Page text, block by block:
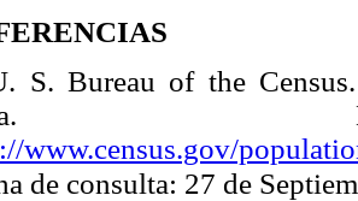
S. Bureau of the
www.census.gov/
de consulta: 27 de